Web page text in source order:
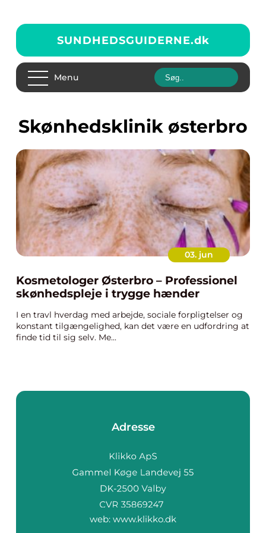
SUNDHEDSGUIDERNE.dk
Menu
skønhedsklinik østerbro
03. jun
Kosmetologer Østerbro – Professionel
skønhedspleje i trygge hænder
I en travl hverdag med arbejde, sociale forpligtelser og
konstant tilgængelighed, kan det være en udfordring at
finde tid til sig selv. Me...
Adresse
web: www.klikko.dk